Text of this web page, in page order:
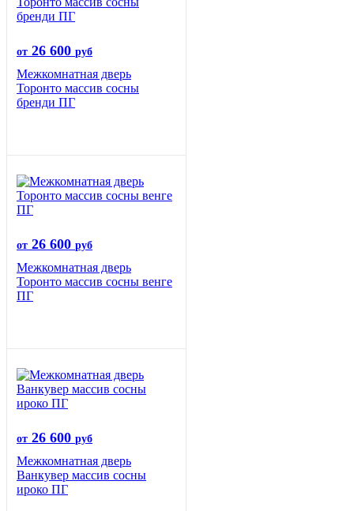
от 26 600 руб
Межкомнатная дверь
Торонто массив сосны
бренди ПГ
от 26 600 руб
Межкомнатная дверь
Торонто массив сосны венге
ПГ
от 26 600 руб
Межкомнатная дверь
Ванкувер массив сосны
ироко ПГ